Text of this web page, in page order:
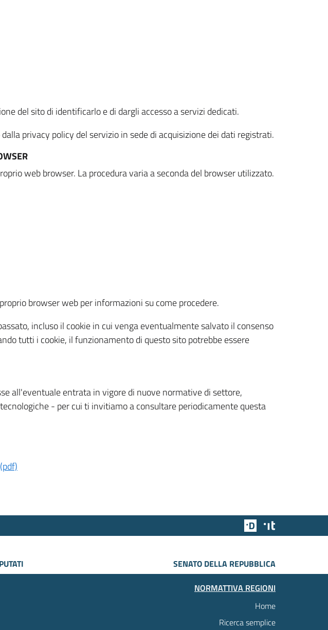
del sito di identificarlo e di dargli accesso a servizi dedicati.
privacy policy del servizio in sede di acquisizione dei dati registrati.
web browser. La procedura varia a seconda del browser utilizzato.
browser web per informazioni su come procedere.
incluso il cookie in cui venga eventualmente salvato il consenso
tutti i cookie, il funzionamento di questo sito potrebbe essere
all'eventuale entrata in vigore di nuove normative di settore,
- per cui ti invitiamo a consultare periodicamente questa
Team Digitale
SENATO DELLA REPUBBLICA
NORMATTIVA REGIONI
Home
Ricerca semplice